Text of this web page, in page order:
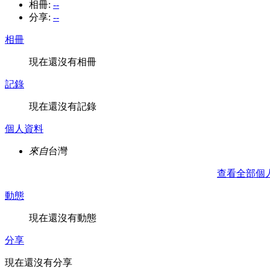
相冊: --
分享: --
相冊
現在還沒有相冊
記錄
現在還沒有記錄
個人資料
來自台灣
查看全部個
動態
現在還沒有動態
分享
現在還沒有分享